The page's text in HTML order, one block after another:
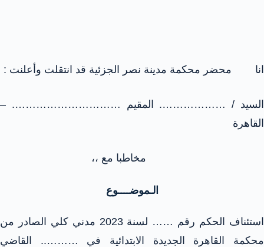
انا محضر محكمة مدينة نصر الجزئية قد انتقلت وأعلنت :
السيد / ………………. المقيم …………………………. –
القاهرة
مخاطبا مع ،،
الـموضــــوع
استئناف الحكم رقم …… لسنة 2023 مدني كلي الصادر من
محكمة القاهرة الجديدة الابتدائية في ……….. القاضي